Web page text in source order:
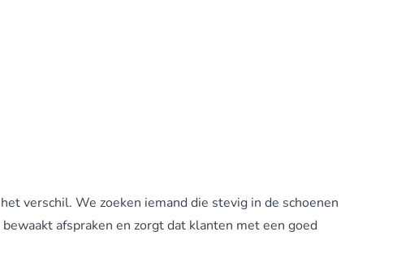
verschil. We zoeken iemand die stevig in de schoenen
afspraken en zorgt dat klanten met een goed